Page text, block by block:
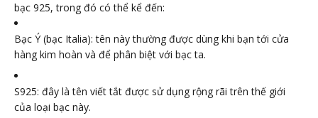
bạc 925, trong đó có thể kể đến:
Bạc Ý (bạc Italia): tên này thường được dùng khi bạn tới cửa
hàng kim hoàn và để phân biệt với bạc ta.
S925: đây là tên viết tắt được sử dụng rộng rãi trên thế giới
của loại bạc này.